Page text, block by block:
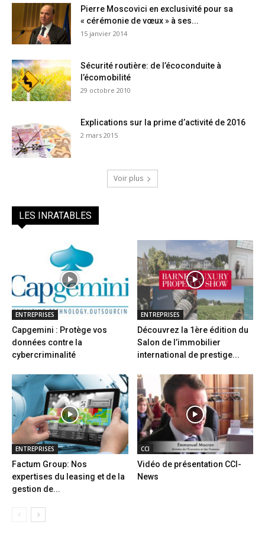
Pierre Moscovici en exclusivité pour sa
« cérémonie de vœux » à ses...
15 janvier 2014
Sécurité routière: de l’écoconduite à
l’écomobilité
29 octobre 2010
Explications sur la prime d’activité de 2016
2 mars 2015
Voir plus
LES INRATABLES
ENTREPRISES
Capgemini : Protège vos
données contre la
cybercriminalité
ENTREPRISES
Découvrez la 1ère édition du
Salon de l’immobilier
international de prestige...
ENTREPRISES
Factum Group: Nos
expertises du leasing et de la
gestion de...
CCI
Vidéo de présentation CCI-
News